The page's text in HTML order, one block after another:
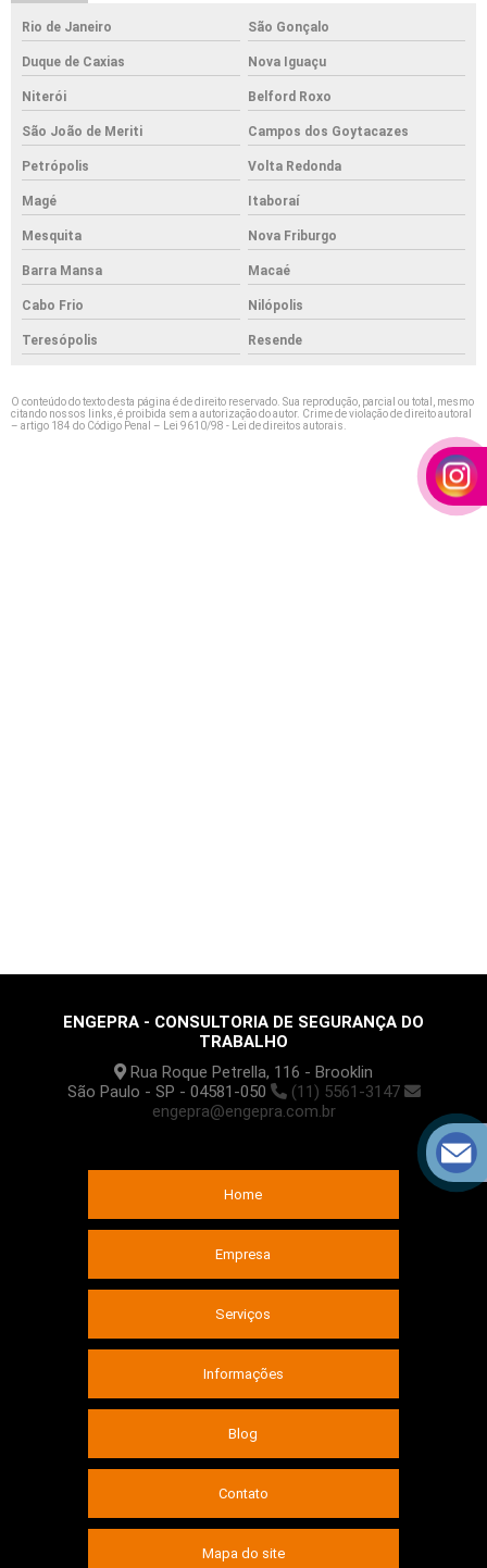
Rio de Janeiro São Gonçalo
Duque de Caxias Nova Iguaçu
Niterói Belford Roxo
São João de Meriti Campos dos Goytacazes
Petrópolis Volta Redonda
Magé Itaboraí
Mesquita Nova Friburgo
Barra Mansa Macaé
Cabo Frio Nilópolis
Teresópolis Resende
O conteúdo do texto desta página é de direito reservado. Sua reprodução, parcial ou total, mesmo
citando nossos links, é proibida sem a autorização do autor. Crime de violação de direito autoral
– artigo 184 do Código Penal –
Lei 9610/98 - Lei de direitos autorais
ENGEPRA - CONSULTORIA DE SEGURANÇA DO
TRABALHO
Rua Roque Petrella, 116 - Brooklin
São Paulo - SP - 04581-050
(11) 5561-3147
engepra@engepra.com.br
Home
Empresa
Serviços
Informações
Blog
Contato
Mapa do site